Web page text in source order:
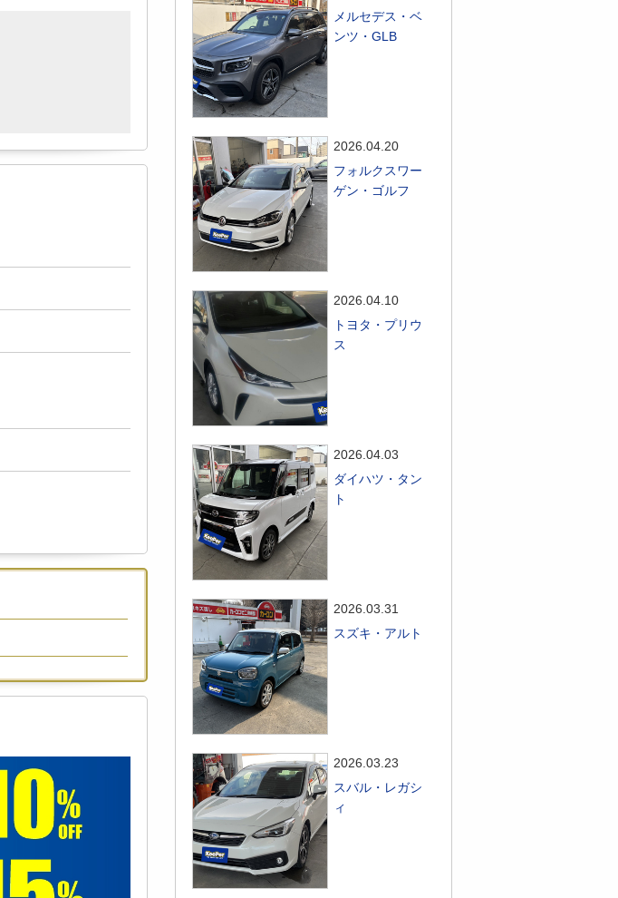
メルセデス・ベ
ンツ・GLB
2026.04.20
フォルクスワー
ゲン・ゴルフ
2026.04.10
トヨタ・プリウ
ス
2026.04.03
ダイハツ・タン
ト
2026.03.31
スズキ・アルト
2026.03.23
スバル・レガシ
ィ